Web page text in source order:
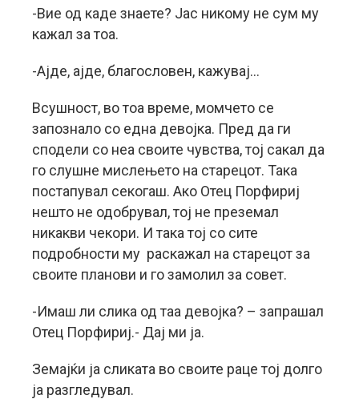
-Вие од каде знаете? Јас никому не сум му
кажал за тоа.
-Ајде, ајде, благословен, кажувај…
Всушност, во тоа време, момчето се
запознало со една девојка. Пред да ги
сподели со неа своите чувства, тој сакал да
го слушне мислењето на старецот. Така
постапувал секогаш. Ако Отец Порфириј
нешто не одобрувал, тој не преземал
никакви чекори. И така тој со сите
подробности му раскажал на старецот за
своите планови и го замолил за совет.
-Имаш ли слика од таа девојка? – запрашал
Отец Порфириј.- Дај ми ја.
Земајќи ја сликата во своите раце тој долго
ја разгледувал.